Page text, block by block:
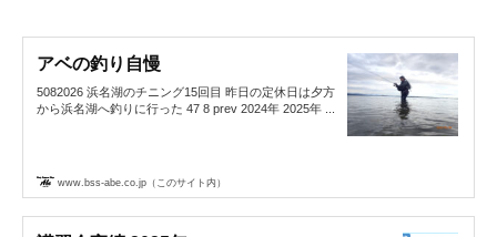
アベの釣り自慢
5082026 浜名湖のチニング15回目 昨日の定休日は夕方
から浜名湖へ釣りに行った 47 8 prev 2024年 2025年 ...
www.bss-abe.co.jp（このサイト内）